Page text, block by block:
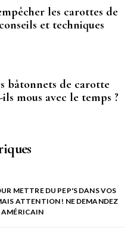
les carottes de
et techniques
bâtonnets de carotte
mous avec le temps ?
METTRE DU PEP'S DANS VOS
ATTENTION ! NE DEMANDEZ
AMÉRICAIN